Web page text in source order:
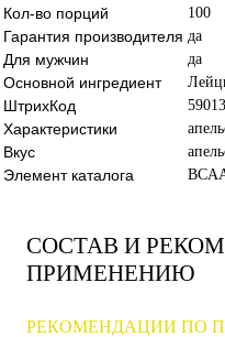
Кол-во порций 100
Гарантия производителя да
Для мужчин да
Основной ингредиент
ШтрихКод
Характеристики
Вкус
Элемент каталога
СОСТАВ И
ПРИМЕНЕНИЮ
РЕКОМЕНДАЦИИ ПО